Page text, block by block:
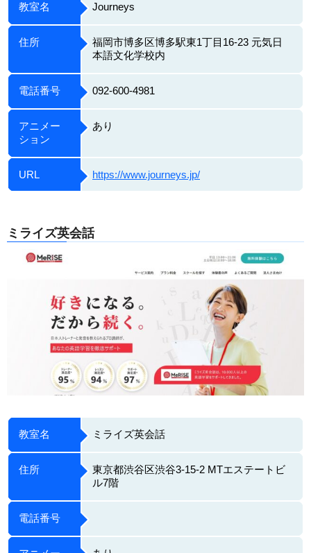
教室名 Journeys
住所
福岡市博多区博多駅東1丁目16-23 元気日
本語文化学校内
電話番号 092-600-4981
アニメー
ション
あり
URL https://www.journeys.jp/
ミライズ英会話
教室名 ミライズ英会話
住所
東京都渋谷区渋谷3-15-2 MTエステートビ
ル7階
電話番号